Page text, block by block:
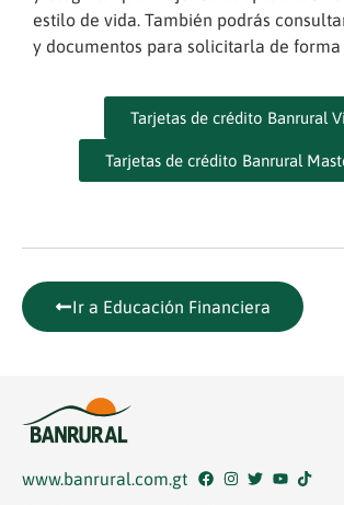
estilo de vida. También podrás
y documentos para solicitarla de
Tarjetas de crédito Banrural
Tarjetas de crédito Banrural
Ir a Educación Financiera
www.banrural.com.gt